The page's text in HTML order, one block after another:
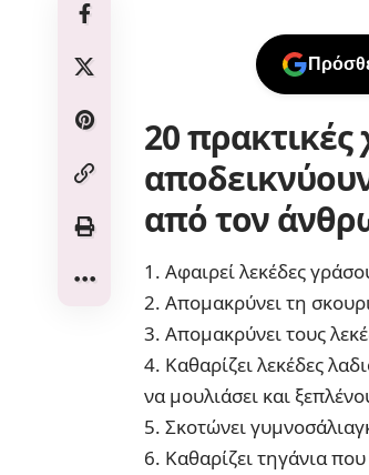
20 πρακτικές
από τον
1. Αφαιρεί λεκέδες
2. Απομακρύνει τη
3. Απομακρύνει τους
4. Καθαρίζει λεκέδες
να μουλιάσει και
5. Σκοτώνει
6. Καθαρίζει τηγάνια